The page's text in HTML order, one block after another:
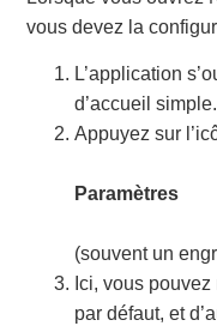
vous devez la
L’application
d’accueil simple.
Appuyez sur
Paramètres
(souvent un
Ici, vous
par défaut, et